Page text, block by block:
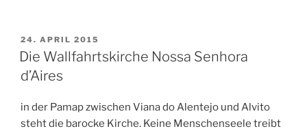
VERÖFFENTLICHT
AM
24. APRIL 2015
Die Wallfahrtskirche Nossa Senhora
d’Aires
in der Pamap zwischen Viana do Alentejo und Alvito
steht die barocke Kirche. Keine Menschenseele treibt